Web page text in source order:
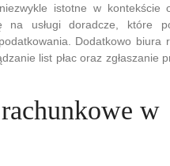
istotne w kontekście
na usługi doradcze, które
Dodatkowo biura
list płac oraz zgłaszanie
w